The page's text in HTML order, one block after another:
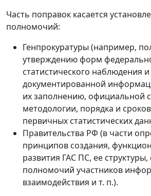
Часть поправок касается
полномочий:
Генпрокуратуры (например,
утверждению форм
статистического наблюдения
документированной
их заполнению, официальной
методологии, порядка и
первичных статистических
Правительства РФ (в части
принципов создания,
развития ГАС ПС, ее
полномочий участников
взаимодействия и т. п.).